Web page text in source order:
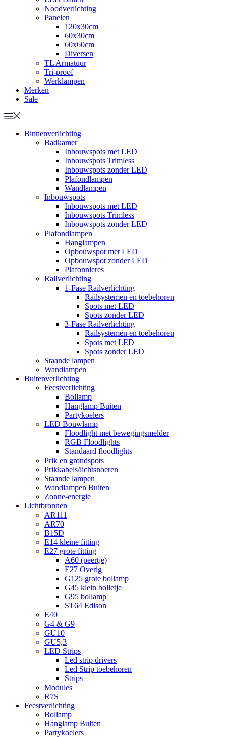
Noodverlichting
Panelen
120x30cm
60x30cm
60x60cm
Diversen
TL Armatuur
Tri-proof
Werklampen
Merken
Sale
Binnenverlichting
Badkamer
Inbouwspots met LED
Inbouwspots Trimless
Inbouwspots zonder LED
Plafondlampen
Wandlampen
Inbouwspots
Inbouwspots met LED
Inbouwspots Trimless
Inbouwspots zonder LED
Plafondlampen
Hanglampen
Opbouwspot met LED
Opbouwspot zonder LED
Plafonnieres
Railverlichting
1-Fase Railverlichting
Railsystemen en toebehoren
Spots met LED
Spots zonder LED
3-Fase Railverlichting
Railsystemen en toebehoren
Spots met LED
Spots zonder LED
Staande lampen
Wandlampen
Buitenverlichting
Feestverlichting
Bollamp
Hanglamp Buiten
Partykoelers
LED Bouwlamp
Floodlight met bewegingsmelder
RGB Floodlights
Standaard floodlights
Prik en grondspots
Prikkabels/lichtsnoeren
Staande lampen
Wandlampen Buiten
Zonne-energie
Lichtbronnen
AR111
AR70
B15D
E14 kleine fitting
E27 grote fitting
A60 (peertje)
E27 Overig
G125 grote bollamp
G45 klein bolletje
G95 bollamp
ST64 Edison
E40
G4 & G9
GU10
GU5,3
LED Strips
Led strip drivers
Led Strip toebehoren
Strips
Modules
R7S
Feestverlichting
Bollamp
Hanglamp Buiten
Partykoelers